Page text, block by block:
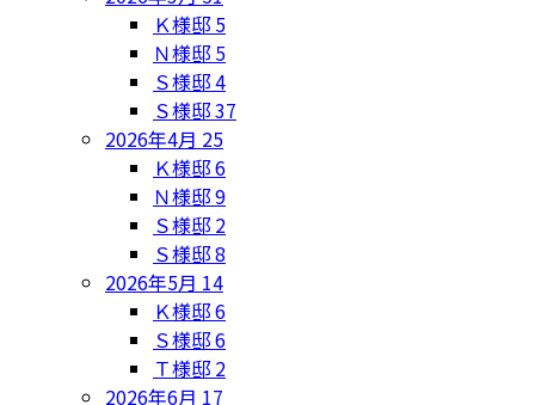
Ｋ様邸 5
Ｎ様邸 5
Ｓ様邸4
Ｓ様邸37
2026年4月 25
Ｋ様邸6
Ｎ様邸9
Ｓ様邸 2
Ｓ様邸8
2026年5月 14
Ｋ様邸6
Ｓ様邸6
Ｔ様邸 2
2026年6月 17